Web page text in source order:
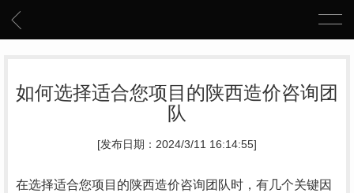
如何选择适合您项目的陕西造价咨询团
队
[发布日期：2024/3/11 16:14:55]
在选择适合您项目的陕西造价咨询团队时，有几个关键因